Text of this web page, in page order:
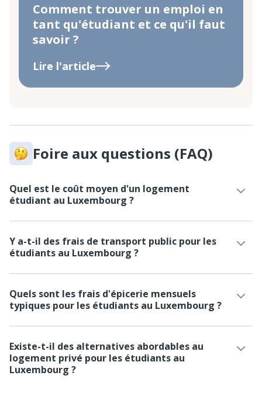
Comment trouver un emploi en
tant qu'étudiant et ce qu'il faut
savoir ?
Lire l'article
Foire aux questions (FAQ)
Quel est le coût moyen d'un logement
étudiant au Luxembourg ?
Y a-t-il des frais de transport public pour les
étudiants au Luxembourg ?
Quels sont les frais d'épicerie mensuels
typiques pour les étudiants au Luxembourg ?
Existe-t-il des alternatives abordables au
logement privé pour les étudiants au
Luxembourg ?